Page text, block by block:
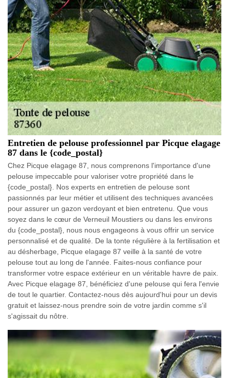
Entretien de pelouse professionnel par Picque elagage
87 dans le {code_postal}
Chez Picque elagage 87, nous comprenons l'importance d'une
pelouse impeccable pour valoriser votre propriété dans le
{code_postal}. Nos experts en entretien de pelouse sont
passionnés par leur métier et utilisent des techniques avancées
pour assurer un gazon verdoyant et bien entretenu. Que vous
soyez dans le cœur de Verneuil Moustiers ou dans les environs
du {code_postal}, nous nous engageons à vous offrir un service
personnalisé et de qualité. De la tonte régulière à la fertilisation et
au désherbage, Picque elagage 87 veille à la santé de votre
pelouse tout au long de l'année. Faites-nous confiance pour
transformer votre espace extérieur en un véritable havre de paix.
Avec Picque elagage 87, bénéficiez d'une pelouse qui fera l'envie
de tout le quartier. Contactez-nous dès aujourd'hui pour un devis
gratuit et laissez-nous prendre soin de votre jardin comme s'il
s'agissait du nôtre.